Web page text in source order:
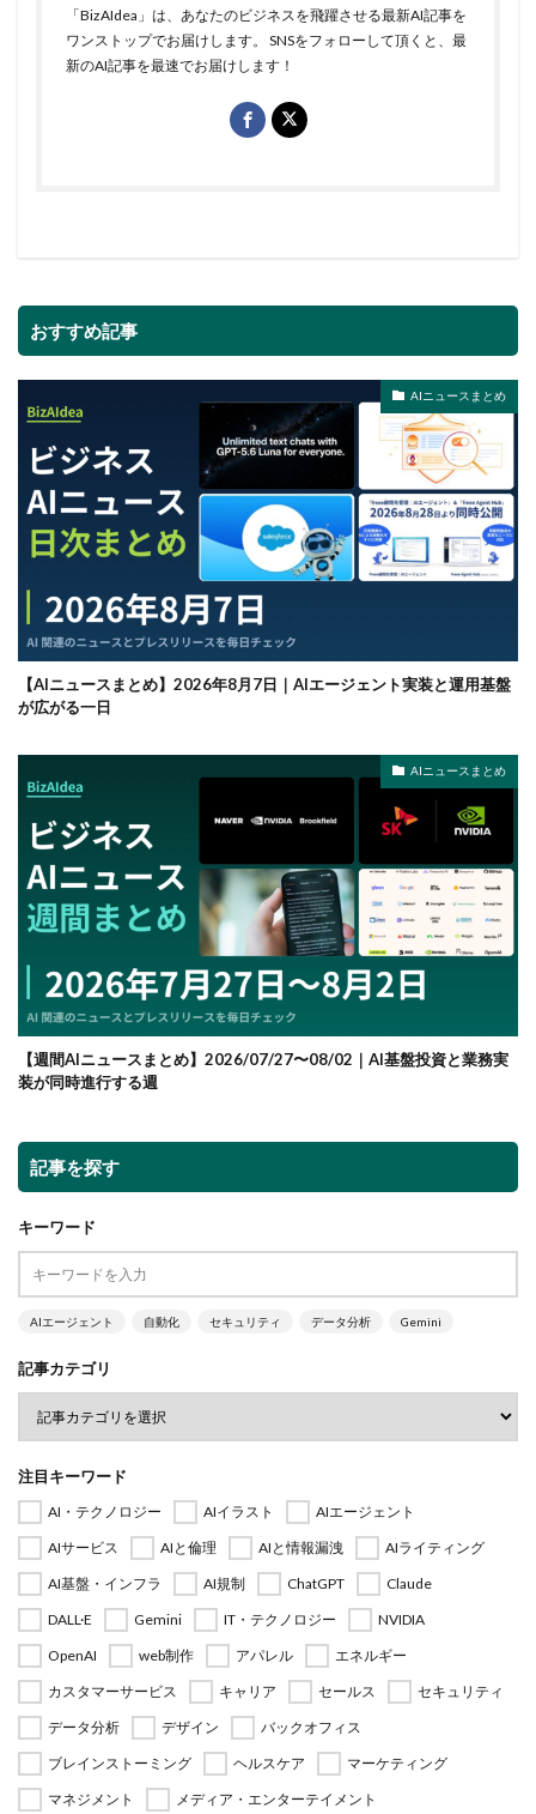
「BizAIdea」は、あなたのビジネスを飛躍させる最新AI記事を
ワンストップでお届けします。 SNSをフォローして頂くと、最
新のAI記事を最速でお届けします！
おすすめ記事
AIニュースまとめ
【AIニュースまとめ】2026年8月7日｜AIエージェント実装と運用基盤
が広がる一日
AIニュースまとめ
【週間AIニュースまとめ】2026/07/27〜08/02｜AI基盤投資と業務実
装が同時進行する週
記事を探す
キーワード
AIエージェント 自動化 セキュリティ データ分析 Gemini
記事カテゴリ
注目キーワード
AI・テクノロジー AIイラスト
AIエージェント
AIサービス
AIと倫理 AIと情報漏洩
AIライティング
AI基盤・インフラ
AI規制 ChatGPT
Claude
DALL·E
Gemini IT・テクノロジー
NVIDIA
OpenAI
web制作 アパレル
エネルギー
カスタマーサービス
キャリア セールス
セキュリティ
データ分析
デザイン
バックオフィス
ブレインストーミング
ヘルスケア
マーケティング
マネジメント
メディア・エンターテイメント